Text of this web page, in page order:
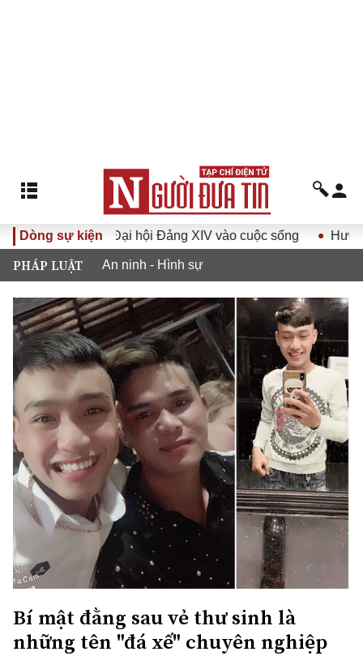
Dòng sự kiện
quyết Đại hội Đảng XIV vào cuộc sống Hướng tới Đại
PHÁP LUẬT An ninh - Hình sự
Bí mật đằng sau vẻ thư sinh là
những tên "đá xế" chuyên nghiệp